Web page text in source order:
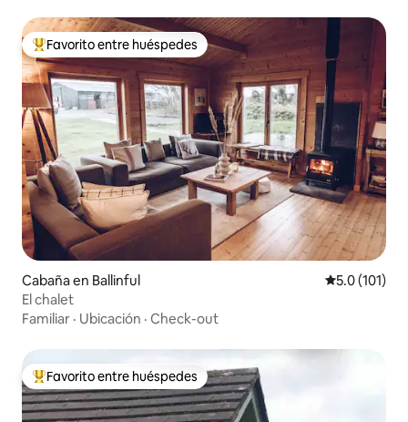
Favorito entre huéspedes preferido
Favorito entre huéspedes
Cabaña en Ballinful Calificación
5.0 (101)
El chalet
Familiar · Ubicación · Check-out
Favorito entre huéspedes preferido
Favorito entre huéspedes